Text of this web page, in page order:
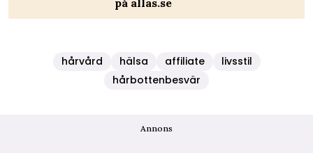
hårvård hälsa affiliate
livsstil
hårbottenbesvär
Annons